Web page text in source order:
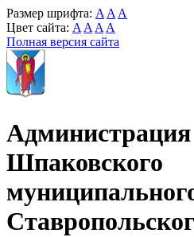
Размер шрифта: A A A
Цвет сайта: A A A A
Полная версия сайта
Администрация
Шпаковского